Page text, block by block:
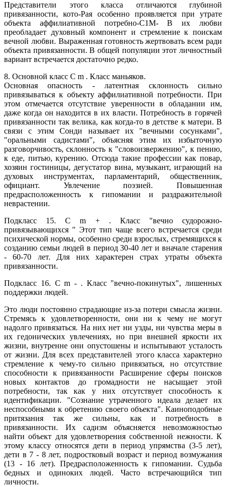
Представители этого класса отличаются глубиной
привязанности, кото-Рая особенно проявляется при утрате
объекта аффилиативной потребно-С1М- В их любви
преобладает духовный компонент и стремление к поискам
вечной любви. Выраженная готовность жертвовать всем ради
объекта привязанности. В общей популяции этот личностный
вариант встречается достаточно редко.
8. Основной класс С m . Класс маньяков.
Основная опасность - латентная склонность сильно
привязываться к объекту аффилиативной потребности. При
этом отмечается отсутствие уверенности в обладании им,
даже когда он находится в их власти. Потребность в горячей
привязанности так велика, как когда-то в детстве к матери. В
связи с этим Сонди называет их "вечными сосунками",
"оральными садистами", объясняя этим их избыточную
разговорчивость, склонность к "словоизвержению", к пению,
к еде, питью, курению. Отсюда такие профессии как повар,
хозяин гостиницы, дегустатор вина, музыкант, играющий на
духовых инструментах, парламентарий, общественник,
официант. Увлечение поэзией. Повышенная
предрасположенность к гипомании и раздражительной
неврастении.
Подкласс 15. С m + . Класс "вечно судорожно-
привязывающихся " Этот тип чаще всего встречается среди
психической нормы, особенно среди взрослых, стремящихся к
созданию семьи людей в период 30-40 лет и вначале старения
- 60-70 лет. Для них характерен страх утраты объекта
привязанности.
Подкласс 16. С m - . Класс "вечно-покинутых", лишенных
поддержки людей.
Это люди постоянно страдающие из-за потери смысла жизни.
Стремясь к удовлетворенности, они ни к чему не могут
надолго привязаться. На них нет ни узды, ни чувства меры в
их гедонических увлечениях, но при внешней яркости их
жизни, внутренне они опустошены и испытывают усталость
от жизни. Для всех представителей этого класса характерно
стремление к чему-то сильно привязаться, но отсутствие
способности к привязанности Расширение сферы поисков
новых контактов до громадности не насыщает этой
потребности, так как у них отсутствует способность к
идентификации. "Сознание утраченного идеала делает их
неспособными к обретению своего объекта". Каиноподобные
притязания так же сильны, как и потребность в
привязанности. Их садизм объясняется невозможностью
найти объект для удовлетворения собственной нежности. К
этому классу относятся дети в период упрямства (3-5 лет),
дети в 7 - 8 лет, подростковый возраст и период возмужания
(13 - 16 лет). Предрасположенность к гипомании. Судьба
бедных и одиноких людей. Часто встречающийся тип
личности.